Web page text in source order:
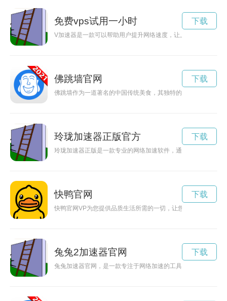
免费vps试用一小时
V加速器是一款可以帮助用户提升网络速度，让上网体验更加
下载
佛跳墙官网
佛跳墙作为一道著名的中国传统美食，其独特的口味和文化内
下载
玲珑加速器正版官方
玲珑加速器正版是一款专业的网络加速软件，通过优化网络连
下载
快鸭官网
快鸭官网VP为您提供品质生活所需的一切，让您快乐地享受购
下载
兔兔2加速器官网
兔兔加速器官网，是一款专注于网络加速的工具，能够帮助用
下载